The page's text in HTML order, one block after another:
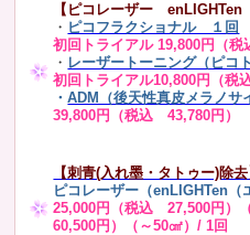
【ピコレーザー enLIGHTen
・ ピコフラクショナル １回
初回トライアル 19,800円（税
・ レーザートーニング（ピコ
初回トライアル10,800円（税
・ADM（後天性真皮メラノサ
39,800円（税込 43,780円）
【刺青(入れ墨・タトゥー)除去
ピコレーザー（enLIGHTen（
25,000円（税込 27,500円）
60,500円）（～50㎠）/ 1回